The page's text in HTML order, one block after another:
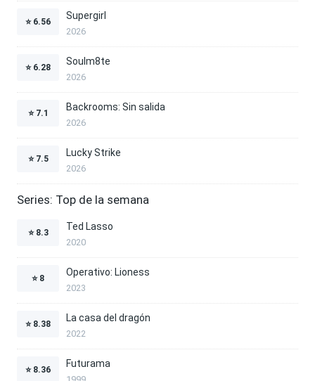
⭐ 6.56
Supergirl
2026
⭐ 6.28
Soulm8te
2026
⭐ 7.1
Backrooms: Sin salida
2026
⭐ 7.5
Lucky Strike
2026
Series: Top de la semana
⭐ 8.3
Ted Lasso
2020
⭐ 8
Operativo: Lioness
2023
⭐ 8.38
La casa del dragón
2022
⭐ 8.36
Futurama